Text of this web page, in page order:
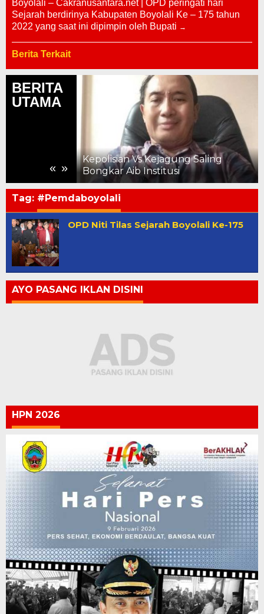
Boyolali – Cakranusantara.net | OPD peringati hari
Sejarah berdirinya Kabupaten Boyolali Ke – 175 tahun
2022 yang saat ini dipimpin oleh Bupati
Berita Terkait
BERITA
UTAMA
« »
Kepolisian Vs Kejagung Saling
Bongkar Aib Institusi
Tag: #Pemdaboyolali
OPD Niti Tilas Sejarah Boyolali Ke-175
AYO PASANG IKLAN DISINI
HPN 2026